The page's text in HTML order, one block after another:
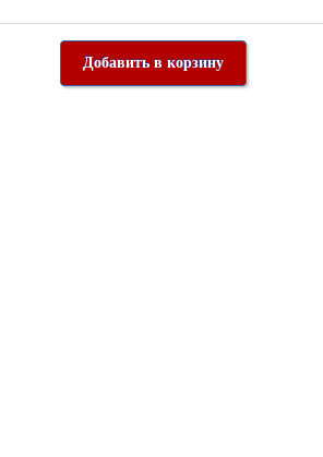
Добавить в корзину